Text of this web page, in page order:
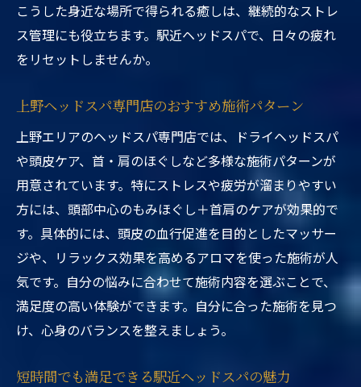
こうした身近な場所で得られる癒しは、継続的なストレ
ス管理にも役立ちます。駅近ヘッドスパで、日々の疲れ
をリセットしませんか。
上野ヘッドスパ専門店のおすすめ施術パターン
上野エリアのヘッドスパ専門店では、ドライヘッドスパ
や頭皮ケア、首・肩のほぐしなど多様な施術パターンが
用意されています。特にストレスや疲労が溜まりやすい
方には、頭部中心のもみほぐし＋首肩のケアが効果的で
す。具体的には、頭皮の血行促進を目的としたマッサー
ジや、リラックス効果を高めるアロマを使った施術が人
気です。自分の悩みに合わせて施術内容を選ぶことで、
満足度の高い体験ができます。自分に合った施術を見つ
け、心身のバランスを整えましょう。
短時間でも満足できる駅近ヘッドスパの魅力